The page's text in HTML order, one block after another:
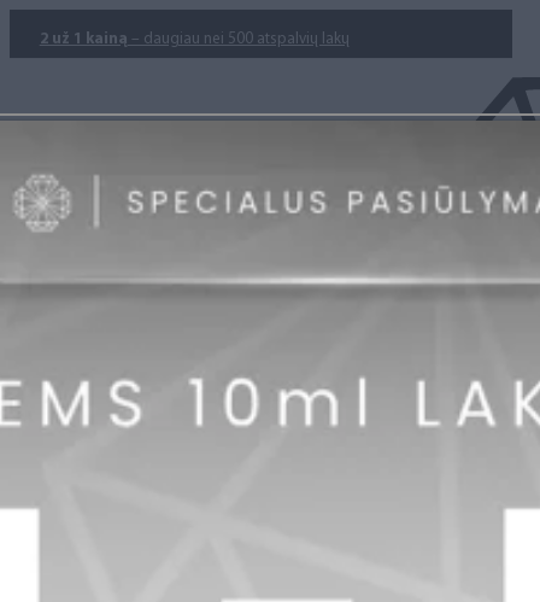
2 už 1 kainą – daugiau nei 500 atspalvių lakų